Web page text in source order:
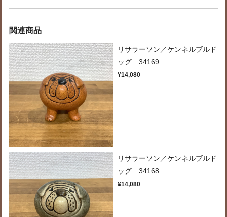
関連商品
リサラーソン／ケンネルブルド
ッグ 34169
¥14,080
リサラーソン／ケンネルブルド
ッグ 34168
¥14,080